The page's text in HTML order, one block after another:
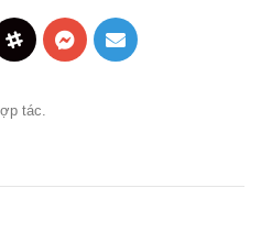
ThreadsMessenger
Mail
tác.